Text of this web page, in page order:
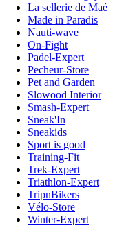
La sellerie de Maé
Made in Paradis
Nauti-wave
On-Fight
Padel-Expert
Pecheur-Store
Pet and Garden
Slowood Interior
Smash-Expert
Sneak'In
Sneakids
Sport is good
Training-Fit
Trek-Expert
Triathlon-Expert
TripnBikers
Vélo-Store
Winter-Expert